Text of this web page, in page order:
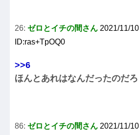
26: ゼロとイチの間さん 2021/11/
ID:ras+TpOQ0
>>6
ほんとあれはなんだったのだ
86: ゼロとイチの間さん 2021/11/